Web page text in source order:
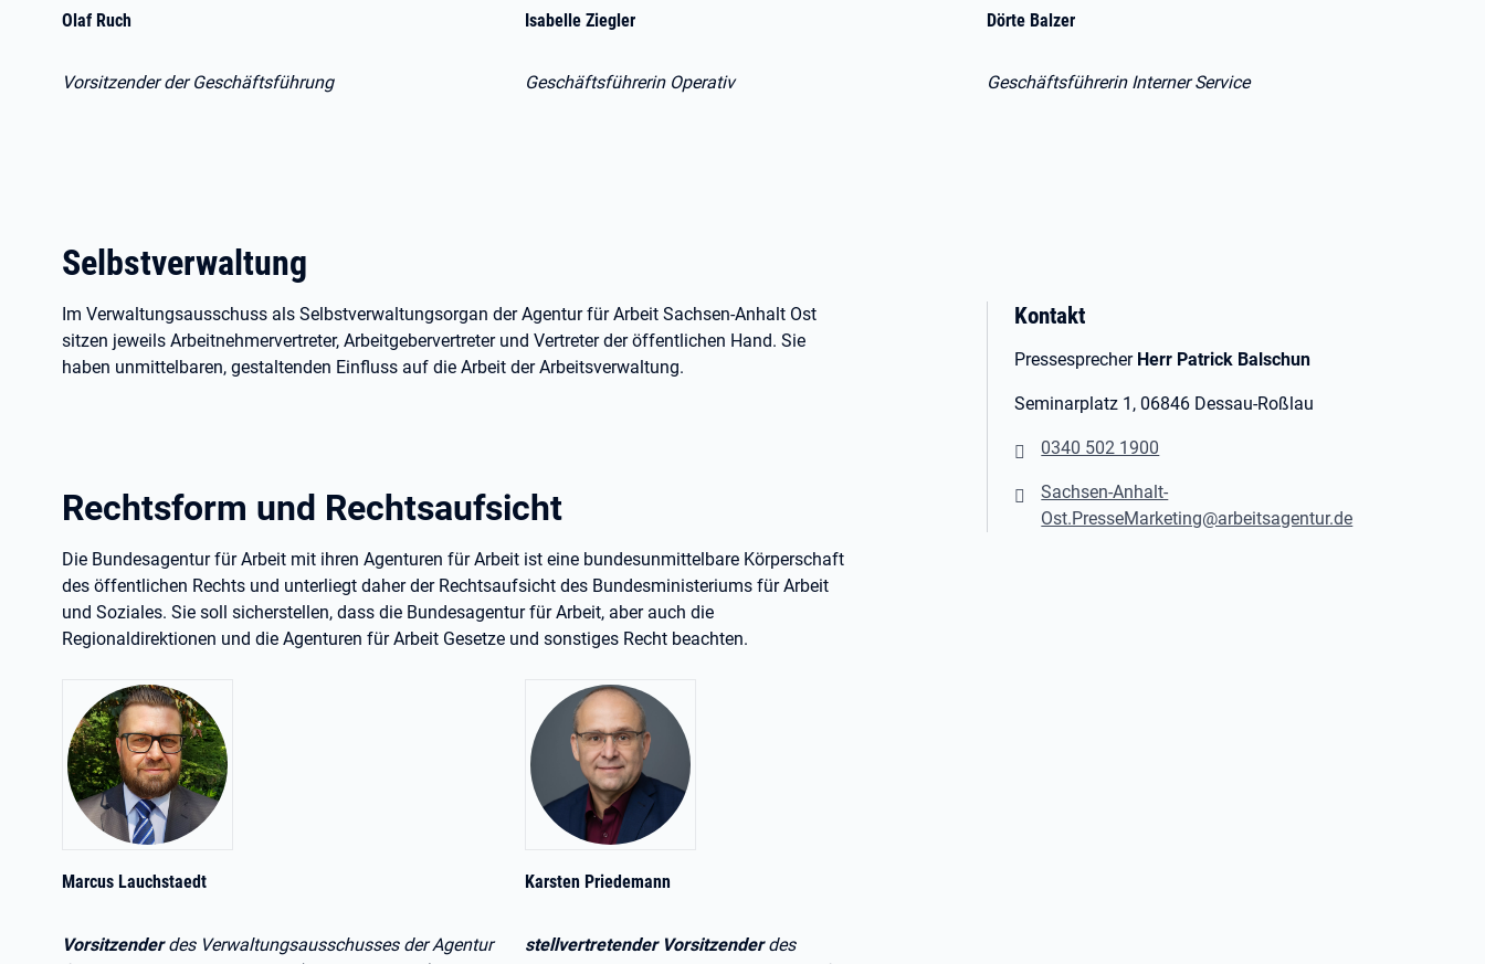
Olaf Ruch
Vorsitzender der Geschäftsführung
Isabelle Ziegler
Geschäftsführerin Operativ
Dörte Balzer
Geschäftsführerin Interner Service
Selbstverwaltung
Im Verwaltungsausschuss als Selbstverwaltungsorgan der Agentur für Arbeit Sachsen-Anhalt Ost
sitzen jeweils Arbeitnehmervertreter, Arbeitgebervertreter und Vertreter der öffentlichen Hand. Sie
haben unmittelbaren, gestaltenden Einfluss auf die Arbeit der Arbeitsverwaltung.
Rechtsform und Rechtsaufsicht
Die Bundesagentur für Arbeit mit ihren Agenturen für Arbeit ist eine bundesunmittelbare Körperschaft
des öffentlichen Rechts und unterliegt daher der Rechtsaufsicht des Bundesministeriums für Arbeit
und Soziales. Sie soll sicherstellen, dass die Bundesagentur für Arbeit, aber auch die
Regionaldirektionen und die Agenturen für Arbeit Gesetze und sonstiges Recht beachten.
Kontakt
Pressesprecher Herr Patrick Balschun
Seminarplatz 1, 06846 Dessau-Roßlau
0340 502 1900
Sachsen-Anhalt-
Ost.PresseMarketing@arbeitsagentur.de
Marcus Lauchstaedt
Vorsitzenderdes Verwaltungsausschusses der Agentur
Karsten Priedemann
stellvertretender Vorsitzenderdes